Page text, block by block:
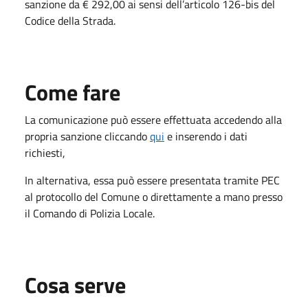
sanzione da € 292,00 ai sensi dell’articolo 126-bis del
Codice della Strada.
Come fare
La comunicazione può essere effettuata accedendo alla
propria sanzione cliccandoqui e inserendo i dati
richiesti,
In alternativa, essa può essere presentata tramite PEC
al protocollo del Comune o direttamente a mano presso
il Comando di Polizia Locale.
Cosa serve